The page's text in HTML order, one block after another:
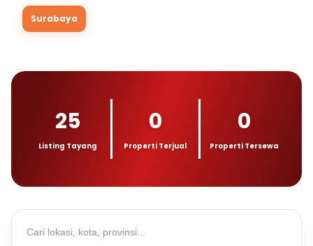
Surabaya
25
Listing Tayang
0
Properti Terjual
0
Properti Tersewa